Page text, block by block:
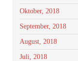
Oktober, 2018
September, 2018
August, 2018
Juli, 2018